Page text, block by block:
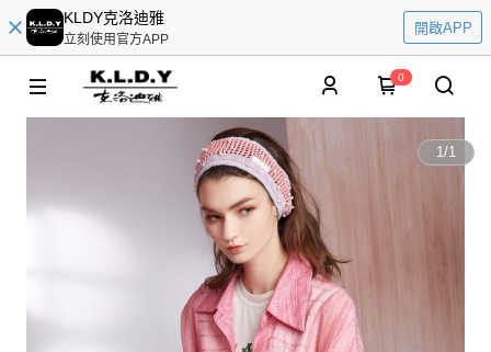
KLDY克洛迪雅
立刻使用官方APP
開啟APP
0
1/1